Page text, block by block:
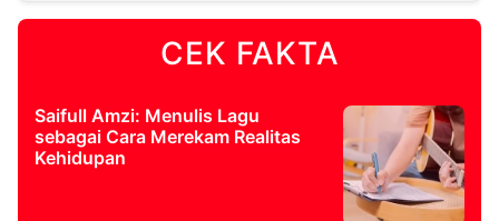
CEK FAKTA
Saifull Amzi: Menulis Lagu
sebagai Cara Merekam Realitas
Kehidupan